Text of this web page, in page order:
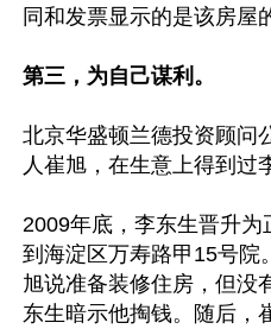
同和发票显示的是该房屋
第三，为自己谋利。
北京华盛顿兰德投资顾问
人崔旭，在生意上得到过
2009年底，李东生晋升
到海淀区万寿路甲15号院
旭说准备装修住房，但没
东生暗示他掏钱。随后，